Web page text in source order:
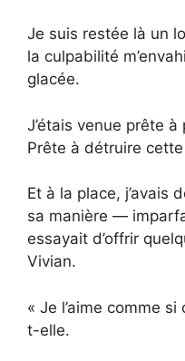
Je suis restée là un
la culpabilité
glacée.
J’étais venue prête
Prête à détruire
Et à la place, j’avais
sa manière —
essayait d’offrir
Vivian.
« Je l’aime comme
t-elle.